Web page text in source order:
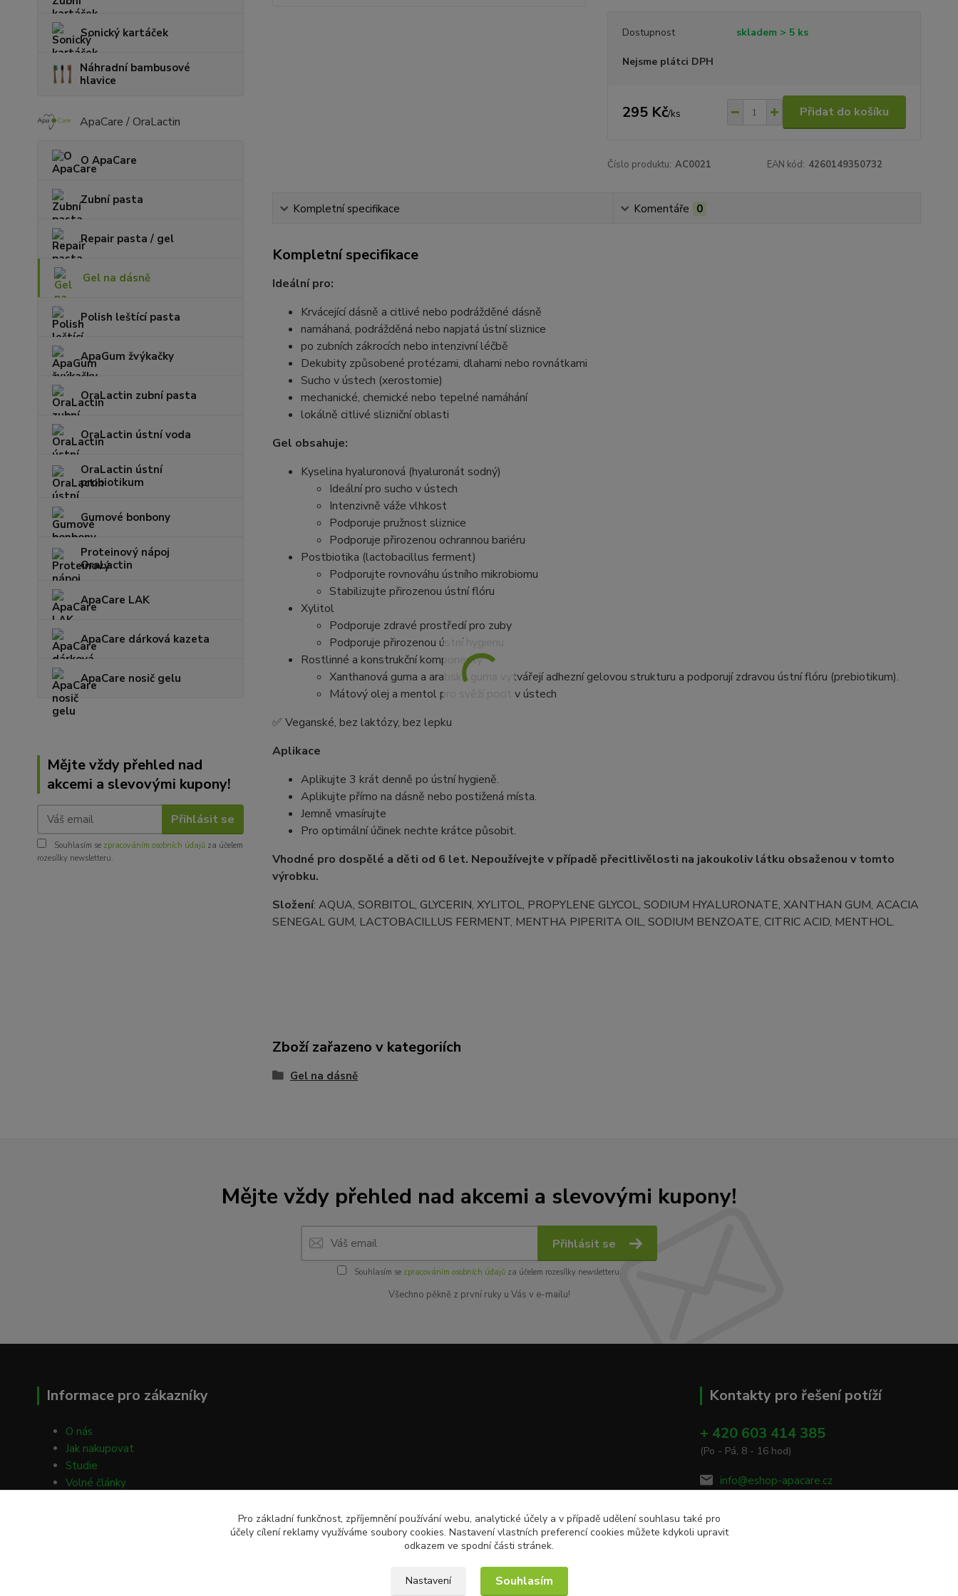
Sonický kartáček
Náhradní bambusové
hlavice
ApaCare / OraLactin
O ApaCare
Zubní pasta
Repair pasta / gel
Gel na dásně
Polish leštící pasta
ApaGum žvýkačky
OraLactin zubní pasta
OraLactin ústní voda
OraLactin ústní
probiotikum
Gumové bonbony
Proteinový nápoj
OraLactin
ApaCare LAK
ApaCare dárková kazeta
ApaCare nosič gelu
Mějte vždy přehled nad
akcemi a slevovými kupony!
Přihlásit se
Souhlasím se zpracováním osobních údajů za účelem
rozesílky newsletteru.
Dostupnost skladem > 5 ks
Nejsme plátci DPH
295 Kč/ks Přidat do košíku
Číslo produktu: AC0021 EAN kód: 4260149350732
Kompletní specifikace Komentáře 0
Kompletní specifikace
Ideální pro:
Krvácející dásně a citlivé nebo podrážděné dásně
namáhaná, podrážděná nebo napjatá ústní sliznice
po zubních zákrocích nebo intenzivní léčbě
Dekubity způsobené protézami, dlahami nebo rovnátkami
Sucho v ústech (xerostomie)
mechanické, chemické nebo tepelné namáhání
lokálně citlivé slizniční oblasti
Gel obsahuje:
Kyselina hyaluronová (hyaluronát sodný)
Ideální pro sucho v ústech
Intenzivně váže vlhkost
Podporuje pružnost sliznice
Podporuje přirozenou ochrannou bariéru
Postbiotika (lactobacillus ferment)
Podporujte rovnováhu ústního mikrobiomu
Stabilizujte přirozenou ústní flóru
Xylitol
Podporuje zdravé prostředí pro zuby
Podporuje přirozenou ústní hygienu
Rostlinné a konstrukční komponenty
Xanthanová guma a arabská guma vytvářejí adhezní gelovou strukturu a podporují zdravou ústní flóru (prebiotikum).
Mátový olej a mentol pro svěží pocit v ústech
✅ Veganské, bez laktózy, bez lepku
Aplikace
Aplikujte 3 krát denně po ústní hygieně.
Aplikujte přímo na dásně nebo postižená místa.
Jemně vmasírujte
Pro optimální účinek nechte krátce působit.
Vhodné pro dospělé a děti od 6 let. Nepoužívejte v případě přecitlivělosti na jakoukoliv látku obsaženou v tomto
výrobku.
Složení: AQUA, SORBITOL, GLYCERIN, XYLITOL, PROPYLENE GLYCOL, SODIUM HYALURONATE, XANTHAN GUM, ACACIA
SENEGAL GUM, LACTOBACILLUS FERMENT, MENTHA PIPERITA OIL, SODIUM BENZOATE, CITRIC ACID, MENTHOL.
Zboží zařazeno v kategoriích
Gel na dásně
Mějte vždy přehled nad akcemi a slevovými kupony!
Přihlásit se
Souhlasím se zpracováním osobních údajůza účelem rozesílky newsletteru.
Všechno pěkně z první ruky u Vás v e-mailu!
Informace pro zákazníky
O nás
Jak nakupovat
Studie
Volné články
Kontakty pro řešení potíží
+ 420 603 414 385
(Po - Pá, 8 - 16 hod)
info@eshop-apacare.cz
Pro základní funkčnost, zpříjemnění používání webu, analytické účely a v případě udělení souhlasu také pro
účely cílení reklamy využíváme soubory cookies. Nastavení vlastních preferencí cookies můžete kdykoli upravit
odkazem ve spodní části stránek.
Nastavení Souhlasím